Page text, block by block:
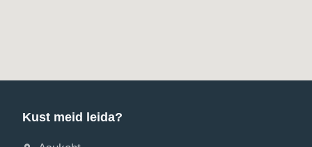
Kust meid leida?